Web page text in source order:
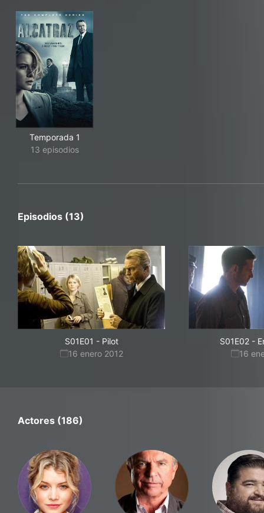
Temporada 1
13 episodios
Episodios (13)
S01E01 - Pilot
16 enero 2012
S01E02-
16
Actores (186)